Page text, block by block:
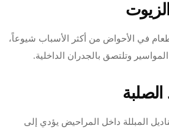
في الأحواض من أكثر الأسباب شيوعاً،
وتلتصق بالجدران الداخلية.
الصلبة
المبللة داخل المراحيض يؤدي إلى